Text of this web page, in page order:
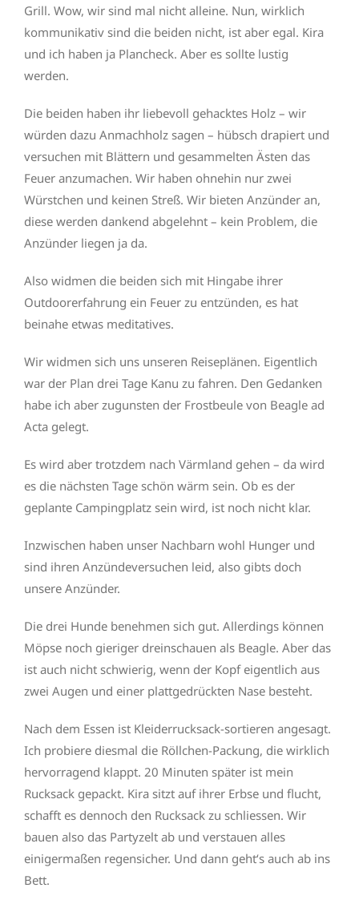
Grill. Wow, wir sind mal nicht alleine. Nun, wirklich
kommunikativ sind die beiden nicht, ist aber egal. Kira
und ich haben ja Plancheck. Aber es sollte lustig
werden.
Die beiden haben ihr liebevoll gehacktes Holz – wir
würden dazu Anmachholz sagen – hübsch drapiert und
versuchen mit Blättern und gesammelten Ästen das
Feuer anzumachen. Wir haben ohnehin nur zwei
Würstchen und keinen Streß. Wir bieten Anzünder an,
diese werden dankend abgelehnt – kein Problem, die
Anzünder liegen ja da.
Also widmen die beiden sich mit Hingabe ihrer
Outdoorerfahrung ein Feuer zu entzünden, es hat
beinahe etwas meditatives.
Wir widmen sich uns unseren Reiseplänen. Eigentlich
war der Plan drei Tage Kanu zu fahren. Den Gedanken
habe ich aber zugunsten der Frostbeule von Beagle ad
Acta gelegt.
Es wird aber trotzdem nach Värmland gehen – da wird
es die nächsten Tage schön wärm sein. Ob es der
geplante Campingplatz sein wird, ist noch nicht klar.
Inzwischen haben unser Nachbarn wohl Hunger und
sind ihren Anzündeversuchen leid, also gibts doch
unsere Anzünder.
Die drei Hunde benehmen sich gut. Allerdings können
Möpse noch gieriger dreinschauen als Beagle. Aber das
ist auch nicht schwierig, wenn der Kopf eigentlich aus
zwei Augen und einer plattgedrückten Nase besteht.
Nach dem Essen ist Kleiderrucksack-sortieren angesagt.
Ich probiere diesmal die Röllchen-Packung, die wirklich
hervorragend klappt. 20 Minuten später ist mein
Rucksack gepackt. Kira sitzt auf ihrer Erbse und flucht,
schafft es dennoch den Rucksack zu schliessen. Wir
bauen also das Partyzelt ab und verstauen alles
einigermaßen regensicher. Und dann geht‘s auch ab ins
Bett.